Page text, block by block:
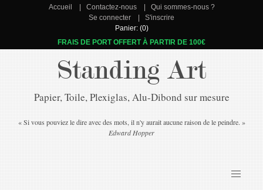
Accueil Contactez-nous
Qui sommes-nous ?
Se connecter
S'inscrire
Panier: (0)
FRAIS DE PORT OFFERT À PARTIR DE 100€
Standing Art
Papier, Toile, Plexiglas, Alu-Dibond sur mesure
« Si vous pouviez le dire avec des mots, il n'y aurait aucune raison de le peindre. »
Edward Hopper